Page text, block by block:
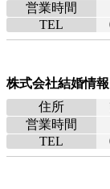
営業時間
TEL
株式会社結婚情
住所
営業時間
TEL